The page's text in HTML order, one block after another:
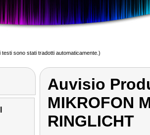
testi sono stati tradotti automaticamente.)
Auvisio
MIKROFON
RINGLICHT